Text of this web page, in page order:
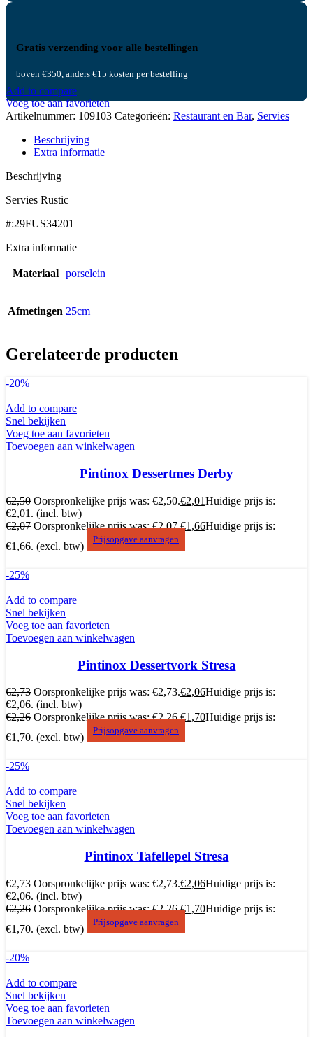
Gratis verzending voor alle bestellingen
boven €350, anders €15 kosten per bestelling
Add to compare
Voeg toe aan favorieten
Artikelnummer: 109103 Categorieën: Restaurant en Bar, Servies
Beschrijving
Extra informatie
Beschrijving
Servies Rustic
#:29FUS34201
Extra informatie
Materiaal porselein
Afmetingen 25cm
Gerelateerde producten
-20%
Add to compare
Snel bekijken
Voeg toe aan favorieten
Toevoegen aan winkelwagen
Pintinox Dessertmes Derby
€2,50 Oorspronkelijke prijs was: €2,50.€2,01Huidige prijs is:
€2,01. (incl. btw)
€2,07 Oorspronkelijke prijs was: €2,07.€1,66Huidige prijs is:
€1,66. (excl. btw)
Prijsopgave aanvragen
-25%
Add to compare
Snel bekijken
Voeg toe aan favorieten
Toevoegen aan winkelwagen
Pintinox Dessertvork Stresa
€2,73 Oorspronkelijke prijs was: €2,73.€2,06Huidige prijs is:
€2,06. (incl. btw)
€2,26 Oorspronkelijke prijs was: €2,26.€1,70Huidige prijs is:
€1,70. (excl. btw)
Prijsopgave aanvragen
-25%
Add to compare
Snel bekijken
Voeg toe aan favorieten
Toevoegen aan winkelwagen
Pintinox Tafellepel Stresa
€2,73 Oorspronkelijke prijs was: €2,73.€2,06Huidige prijs is:
€2,06. (incl. btw)
€2,26 Oorspronkelijke prijs was: €2,26.€1,70Huidige prijs is:
€1,70. (excl. btw)
Prijsopgave aanvragen
-20%
Add to compare
Snel bekijken
Voeg toe aan favorieten
Toevoegen aan winkelwagen